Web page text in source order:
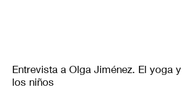
Entrevista a Olga Jiménez. El yoga y
los niños